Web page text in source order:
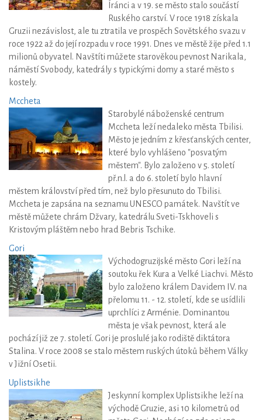
Íránci a v 19. se město stalo součástí
Ruského carství. V roce 1918 získala
Gruzii nezávislost, ale tu ztratila ve prospěch Sovětského svazu v
roce 1922 až do její rozpadu v roce 1991. Dnes ve městě žije před 1.1
milionů obyvatel. Navštíti můžete starověkou pevnost Narikala,
náměstí Svobody, katedrály s typickými domy a staré město s
kostely.
Mccheta
Starobylé náboženské centrum
Mccheta leží nedaleko města Tbilisi.
Město je jedním z křesťanských center,
které bylo vyhlášeno "posvatým
městem". Bylo založeno v 5. století
př.n.l. a do 6. století bylo hlavní
městem království před tím, než bylo přesunuto do Tbilisi.
Mccheta je zapsána na seznamu UNESCO památek. Navštít ve
městě můžete chrám Džvary, katedrálu Sveti-Tskhoveli s
Kristovým pláštěm nebo hrad Bebris Tschike.
Gori
Východogruzijské město Gori leží na
soutoku řek Kura a Velké Liachvi. Město
bylo založeno králem Davidem IV. na
přelomu 11. - 12. století, kde se usídlili
uprchlíci z Arménie. Dominantou
města je však pevnost, která ale
pochází již ze 7. století. Gori je proslulé jako rodiště diktátora
Stalina. V roce 2008 se stalo městem ruských útoků během Války
v Jižní Osetii.
Uplistsikhe
Jeskynní komplex Uplistsikhe leží na
východě Gruzie, asi 10 kilometrů od